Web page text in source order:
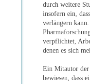
durch weitere
insofern ein,
verlängern
verpflichtet,
denen es sich
Ein Mitautor
bewiesen, dass